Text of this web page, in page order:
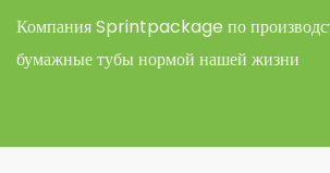
Компания Sprintpackage по
бумажные тубы нормой нашей жизни